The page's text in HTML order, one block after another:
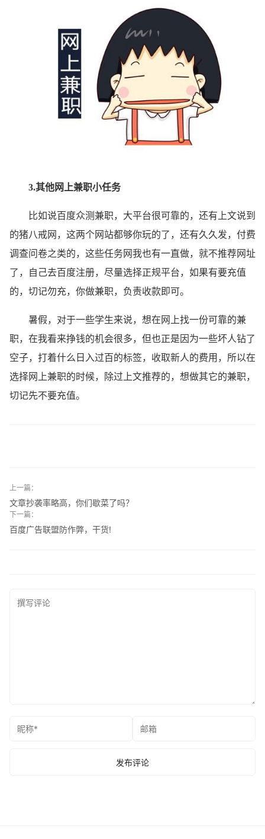
3.其他网上兼职小任务
比如说百度众测兼职，大平台很可靠的，还有上文说到
的猪八戒网，这两个网站都够你玩的了，还有久久发，付费
调查问卷之类的，这些任务网我也有一直做，就不推荐网址
了，自己去百度注册，尽量选择正规平台，如果有要充值
的，切记勿充，你做兼职，负责收款即可。
暑假，对于一些学生来说，想在网上找一份可靠的兼
职，在我看来挣钱的机会很多，但也正是因为一些坏人钻了
空子，打着什么日入过百的标签，收取新人的费用，所以在
选择网上兼职的时候，除过上文推荐的，想做其它的兼职，
切记先不要充值。
上一篇：
文章抄袭率略高，你们歇菜了吗？
下一篇：
百度广告联盟防作弊，干货!